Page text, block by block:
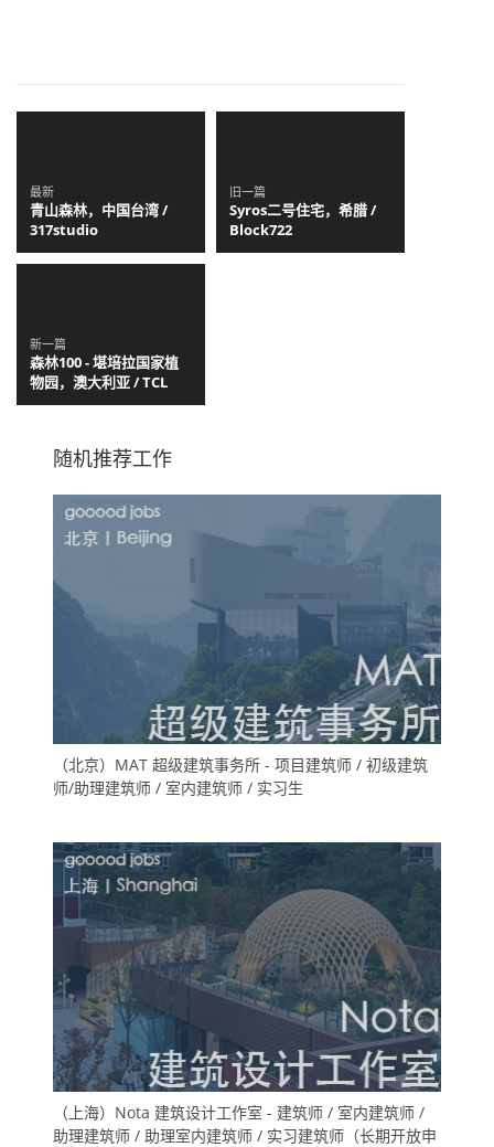
最新
青山森林，中国台湾 /
317studio
旧一篇
Syros二号住宅，希腊 /
Block722
新一篇
森林100 - 堪培拉国家植
物园，澳大利亚 / TCL
随机推荐工作
（北京）MAT 超级建筑事务所 - 项目建筑师 / 初级建筑
师/助理建筑师 / 室内建筑师 / 实习生
（上海）Nota 建筑设计工作室 - 建筑师 / 室内建筑师 /
助理建筑师 / 助理室内建筑师 / 实习建筑师（长期开放申